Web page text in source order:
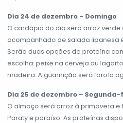
Dia 24 de dezembro – Domingo
O cardápio do dia será arroz verde
acompanhado de salada libanesa
Serão duas opções de proteína
escolha: peixe na cerveja ou
madeira. A guarnição será farofa
Dia 25 de dezembro –
O almoço será arroz à primavera
Paraty e paraíso. As proteínas